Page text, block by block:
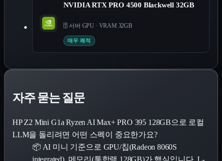
NVIDIA RTX PRO 4500 Blackwell 32GB
🗄️ 서버 GPU · VRAM 32GB
매우 쾌적
자주 묻는 질문
HP Z2 Mini G1a Ryzen AI Max+ PRO 395 128GB으로 로컬
LLM을 돌리려면 어떤 스펙이 중요한가요?
📦 AI 미니 기준으로 GPU/칩(Radeon 8060S
integrated), 메모리(통합램 128GB)가 핵심입니다. L-